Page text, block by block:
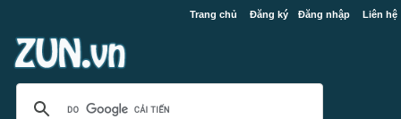
Trang chủ Đăng ký Đăng nhập Liên hệ